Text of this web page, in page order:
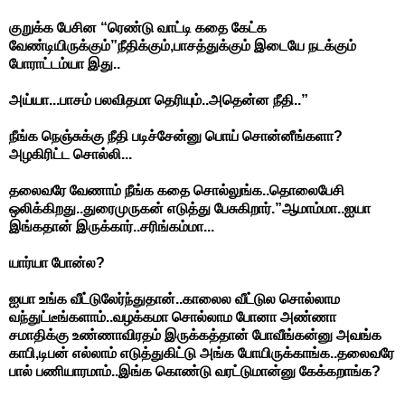
குறுக்க பேசின “ரெண்டு வாட்டி கதை கேட்க
வேண்டியிருக்கும்”நீதிக்கும்,பாசத்துக்கும் இடையே நடக்கும்
போராட்டம்யா இது..
அய்யா...பாசம் பலவிதமா தெரியும்..அதென்ன நீதி..”
நீங்க நெஞ்சுக்கு நீதி படிச்சேன்னு பொய் சொன்னீங்களா?
அழகிரிட்ட சொல்லி...
தலைவரே வேணாம் நீங்க கதை சொல்லுங்க..தொலைபேசி
ஒலிக்கிறது..துரைமுருகன் எடுத்து பேசுகிறார்.”ஆமாம்மா..ஐயா
இங்கதான் இருக்கார்..சரிங்கம்மா...
யார்யா போன்ல?
ஐயா உங்க வீட்டுலேர்ந்துதான்..காலைல வீட்டுல சொல்லாம
வந்துட்டீங்களாம்..வழக்கமா சொல்லாம போனா அண்ணா
சமாதிக்கு உண்ணாவிரதம் இருக்கத்தான் போவீங்கன்னு அவங்க
காபி,டிபன் எல்லாம் எடுத்துகிட்டு அங்க போயிருக்காங்க..தலைவரே
பால் பணியாரமாம்..இங்க கொண்டு வரட்டுமான்னு கேக்கறாங்க?